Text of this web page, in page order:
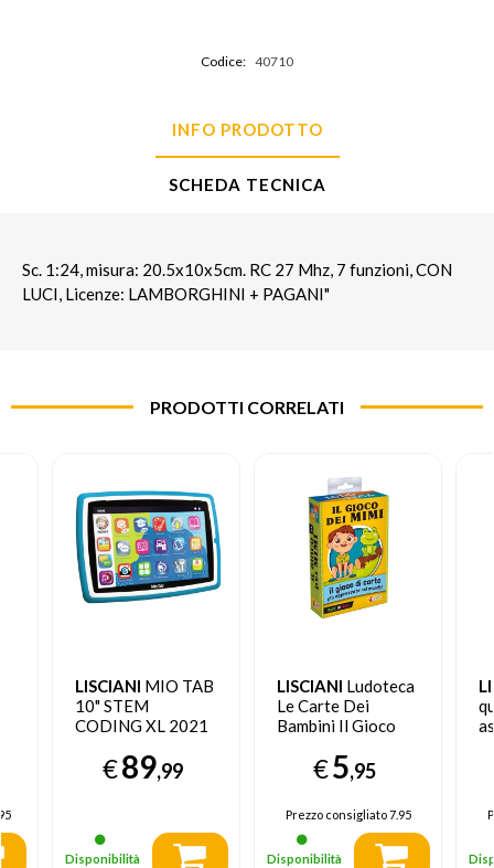
Codice: 40710
INFO PRODOTTO
SCHEDA TECNICA
Sc. 1:24, misura: 20.5x10x5cm. RC 27 Mhz, 7 funzioni, CON
LUCI, Licenze: LAMBORGHINI + PAGANI"
PRODOTTI CORRELATI
LISCIANI MIO TAB
10" STEM
CODING XL 2021
€89,99
Disponibilità
LISCIANI Ludoteca
Le Carte Dei
Bambini Il Gioco
€5,95
Prezzo consigliato7.95
Disponibilità